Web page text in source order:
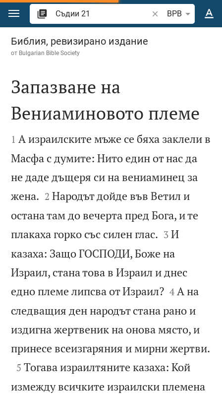
Преминете към съдържанието
Търсете стих или
BPB
Съдии 21
Библия, ревизирано издание
от Bulgarian Bible Society

Запазване на
Вениаминовото племе

1 А израилските мъже се бяха заклели в
Масфа с думите: Нито един от нас да
не даде дъщеря си на вениаминец за
жена. 

2 Народът дойде във Ветил и
остана там до вечерта пред Бога, и те
плакаха горко със силен глас. 

3 И
казаха: Защо ГОСПОДИ, Боже на
Израил, стана това в Израил и днес
едно племе липсва от Израил?
4 А на
следващия ден народът стана рано и
издигна жертвеник на онова място, и
принесе всеизгаряния и мирни жертви.

5 Тогава израилтяните казаха: Кой
измежду всичките израилски племена